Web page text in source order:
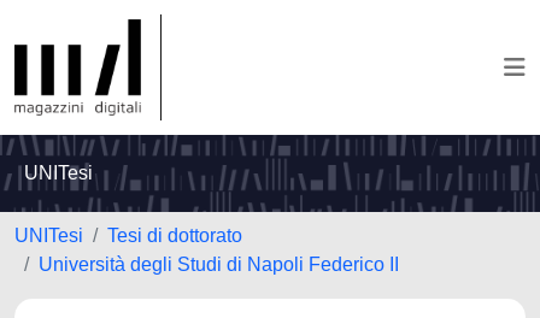
UNITesi
UNITesi
Tesi di dottorato
Università degli Studi di Napoli Federico II